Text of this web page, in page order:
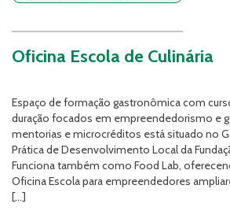
Oficina Escola de Culinária
Espaço de formação gastronômica com
duração focados em empreendedorismo e
mentorias e microcréditos está situado no
Prática de Desenvolvimento Local da
Funciona também como Food Lab,
Oficina Escola para empreendedores
[…]